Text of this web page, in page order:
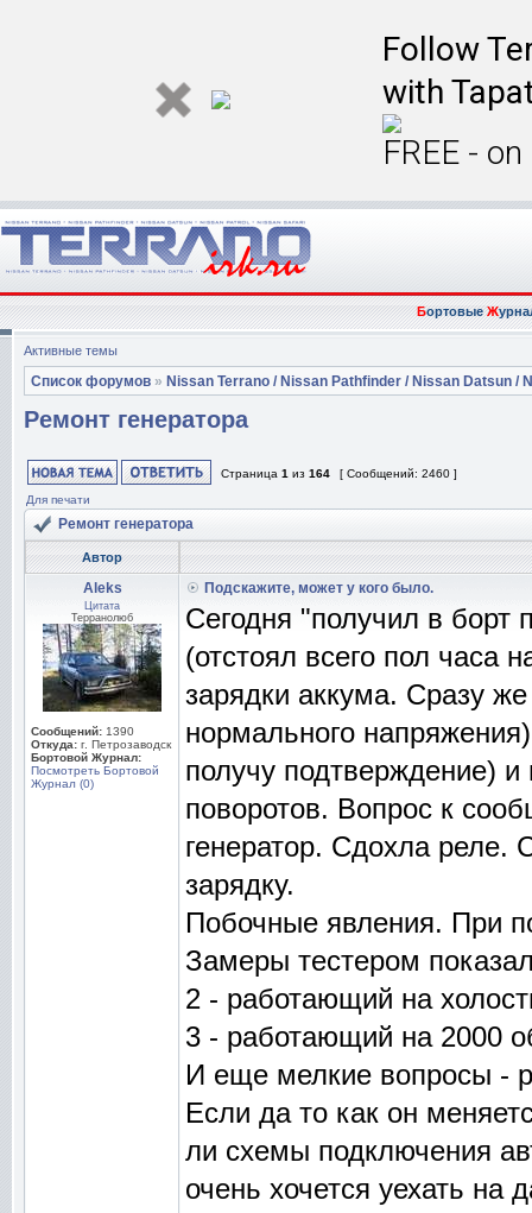
Follow
with
FREE -
БортовыеЖ
Активные темы
Список форумов » Nissan Terrano / Nissan Pathfinder / Nissan Datsun /
Ремонт генератора
Страница 1 из 164
[ Сообщений: 2460 ]
Для печати
Ремонт генератора
Автор
Aleks
Цитата
Терранолюб
Сообщений: 1390
Откуда: г. Петрозаводск
Бортовой Журнал:
Посмотреть Бортовой
Журнал (0)
Подскажите, может у кого было.
Сегодня "получил в борт
(отстоял всего пол часа
зарядки аккума. Сразу
нормального
получу подтверждение)
поворотов. Вопрос к
генератор. Сдохла
зарядку.
Побочные явления. При
Замеры тестером
2 - работающий на
3 - работающий на 2000
И еще мелкие вопросы -
Если да то как он
ли схемы подключения
очень хочется уехать на